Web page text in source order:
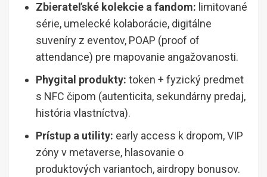
Zbierateľské kolekcie a fandom: limitované
série, umelecké kolaborácie, digitálne
suveníry z eventov, POAP (proof of
attendance) pre mapovanie angažovanosti.
Phygital produkty: token + fyzický predmet
s NFC čipom (autenticita, sekundárny predaj,
história vlastníctva).
Prístup a utility: early access k dropom, VIP
zóny v metaverse, hlasovanie o
produktových variantoch, airdropy bonusov.